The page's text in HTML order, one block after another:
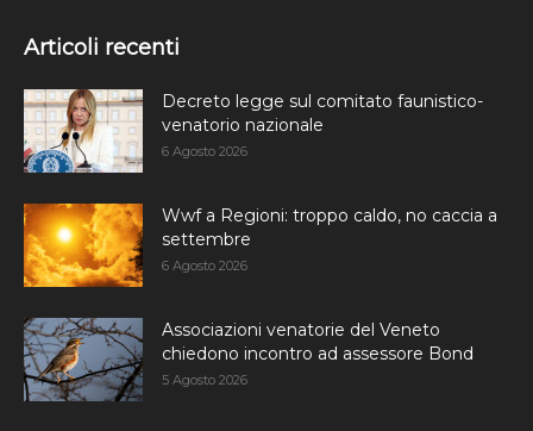
Articoli recenti
Decreto legge sul comitato faunistico-
venatorio nazionale
6 Agosto 2026
Wwf a Regioni: troppo caldo, no caccia a
settembre
6 Agosto 2026
Associazioni venatorie del Veneto
chiedono incontro ad assessore Bond
5 Agosto 2026